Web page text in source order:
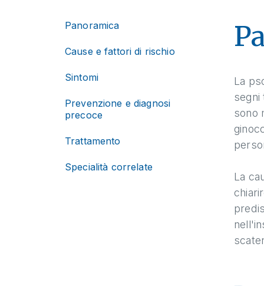
Panoramica
Cause e fattori di rischio
Sintomi
Prevenzione e diagnosi
precoce
Trattamento
Specialità correlate
La
segni
sono
La